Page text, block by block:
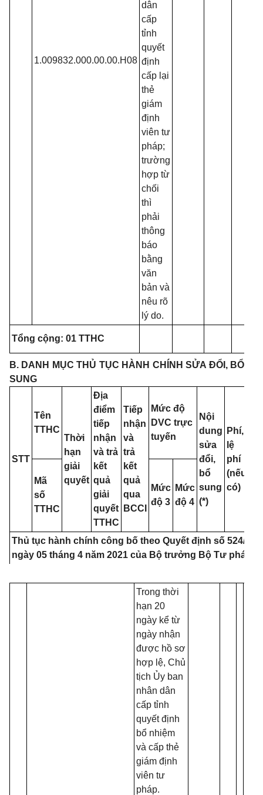
dân
cấp
tỉnh
quyết
định
cấp lại
thẻ
giám
định
viên tư
pháp;
trường
hợp từ
chối
thì
phải
thông
báo
bằng
văn
bản và
nêu rõ
lý do.
1.009832.000.00.00.H08
Tổng cộng: 01 TTHC
B. DANH
MỤC THỦ TỤC HÀNH CHÍNH SỬA ĐỔI, BỔ
SUNG
STT
Tên
TTHC
Thời
hạn
giải
quyết
Địa
điểm
tiếp
nhận
và trả
kết
quả
giải
quyết
TTHC
Tiếp
nhận
và
trả
kết
quả
qua
BCCI
Mức độ
DVC trực
tuyến
Nội
dung
sửa
đổi,
bổ
sung
(*)
Phí,
lệ
phí
(nếu
có)
Mã
số
TTHC
Mức
độ 3
Mức
độ 4
Thủ tục hành chính công bố theo Quyết định số 524/
ngày 05 tháng 4 năm 2021 của Bộ trưởng Bộ Tư pháp
Trong thời
hạn 20
ngày kể từ
ngày nhận
được hồ sơ
hợp lệ, Chủ
tịch Ủy ban
nhân dân
cấp tỉnh
quyết định
bổ nhiệm
và cấp thẻ
giám định
viên tư
pháp.